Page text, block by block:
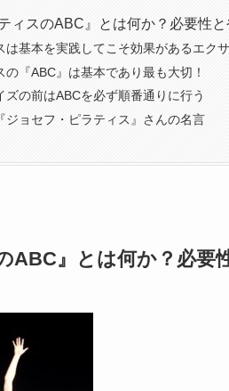
ィスのABC』とは何か？必要性
は基本を実践してこそ効果があるエクサ
の『ABC』は基本であり最も大切！
ズの前はABCを必ず順番通りに行う
ジョセフ・ピラティス』さんの名言
ABC』とは何か？必要